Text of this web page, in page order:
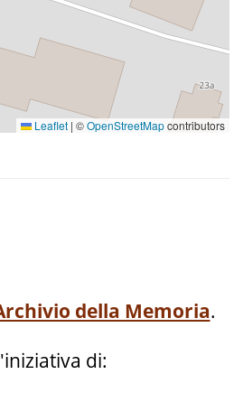
Leaflet | ©OpenStreetMapcontributors
della Memoria.
di: